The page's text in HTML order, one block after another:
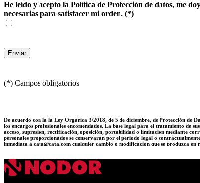
He leído y acepto la Política de Protección de datos, me
necesarias para satisfacer mi orden. (*)
(*) Campos obligatorios
De acuerdo con la la Ley Orgánica 3/2018, de 5 de diciembre, de Protección de
los encargos profesionales encomendados. La base legal para el tratamiento de
acceso, supresión, rectificación, oposición, portabilidad o limitación mediante
personales proporcionados se conservarán por el periodo legal o
inmediata a cata@cata.com cualquier cambio o modificación que se produzca